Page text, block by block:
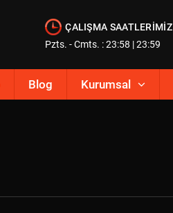
ÇALIŞMA SAATLERİMİZ
Pzts. - Cmts. : 23:58 | 23:59
Blog Kurumsal